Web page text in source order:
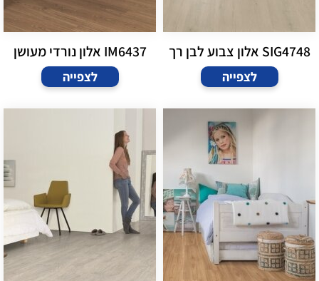
SIG4748 אלון צבוע לבן רך
לצפייה
IM6437 אלון נורדי מעושן
לצפייה